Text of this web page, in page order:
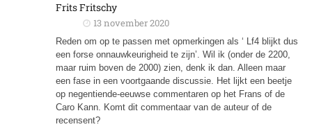
Frits Fritschy
13 november 2020
Reden om op te passen met opmerkingen als ‘ Lf4 blijkt dus
een forse onnauwkeurigheid te zijn’. Wil ik (onder de 2200,
maar ruim boven de 2000) zien, denk ik dan. Alleen maar
een fase in een voortgaande discussie. Het lijkt een beetje
op negentiende-eeuwse commentaren op het Frans of de
Caro Kann. Komt dit commentaar van de auteur of de
recensent?